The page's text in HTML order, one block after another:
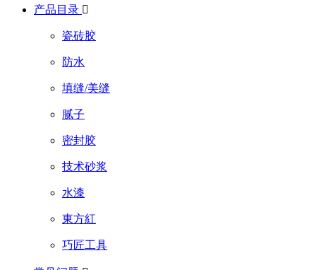
产品目录 
瓷砖胶
防水
填缝/美缝
腻子
密封胶
技术砂浆
水漆
東方紅
巧匠工具